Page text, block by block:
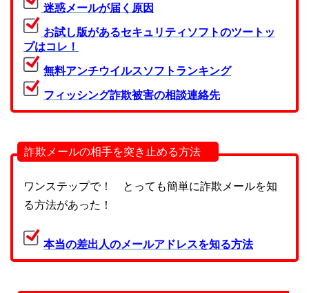
迷惑メールが届く原因
お試し版があるセキュリティソフトのツートッ
プはコレ！
無料アンチウイルスソフトランキング
フィッシング詐欺被害の相談連絡先
詐欺メールの相手を突き止める方法
ワンステップで！ とっても簡単に詐欺メールを知
る方法があった！
本当の差出人のメールアドレスを知る方法